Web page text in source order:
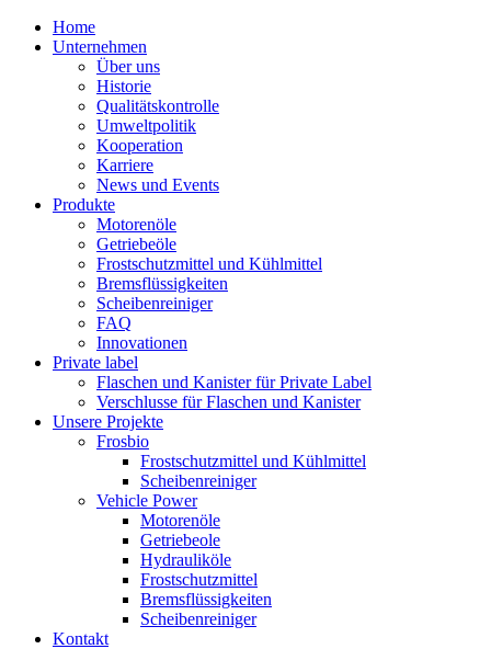
Home
Unternehmen
Über uns
Historie
Qualitätskontrolle
Umweltpolitik
Kooperation
Karriere
News und Events
Produkte
Motorenöle
Getriebeöle
Frostschutzmittel und Kühlmittel
Bremsflüssigkeiten
Scheibenreiniger
FAQ
Innovationen
Private label
Flaschen und Kanister für Private Label
Verschlusse für Flaschen und Kanister
Unsere Projekte
Frosbio
Frostschutzmittel und Kühlmittel
Scheibenreiniger
Vehicle Power
Motorenöle
Getriebeole
Hydrauliköle
Frostschutzmittel
Bremsflüssigkeiten
Scheibenreiniger
Kontakt